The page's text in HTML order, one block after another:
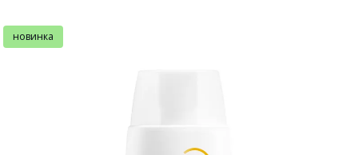
новинка